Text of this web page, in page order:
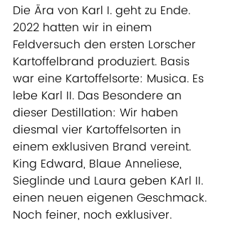
Die Ära von Karl I. geht zu Ende.
2022 hatten wir in einem
Feldversuch den ersten Lorscher
Kartoffelbrand produziert. Basis
war eine Kartoffelsorte: Musica. Es
lebe Karl II. Das Besondere an
dieser Destillation: Wir haben
diesmal vier Kartoffelsorten in
einem exklusiven Brand vereint.
King Edward, Blaue Anneliese,
Sieglinde und Laura geben KArl II.
einen neuen eigenen Geschmack.
Noch feiner, noch exklusiver.